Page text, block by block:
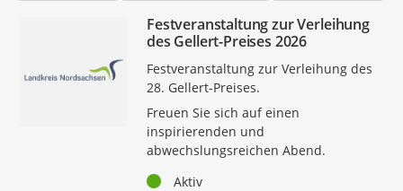
Festveranstaltung zur Verleihung
des Gellert-Preises 2026
Festveranstaltung zur Verleihung des
28. Gellert-Preises.
Freuen Sie sich auf einen
inspirierenden und
abwechslungsreichen Abend.
StatusAktiv